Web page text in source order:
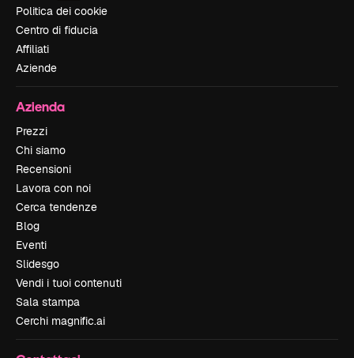
Politica dei cookie
Centro di fiducia
Affiliati
Aziende
Azienda
Prezzi
Chi siamo
Recensioni
Lavora con noi
Cerca tendenze
Blog
Eventi
Slidesgo
Vendi i tuoi contenuti
Sala stampa
Cerchi magnific.ai